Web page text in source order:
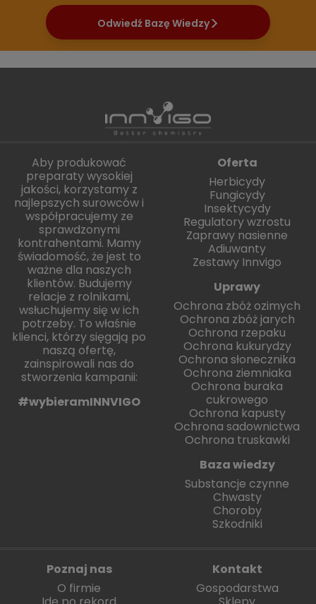
Odwiedź Bazę Wiedzy
Aby produkować
preparaty wysokiej
jakości, korzystamy z
najlepszych surowców i
współpracujemy ze
sprawdzonymi
kontrahentami. Mamy
świadomość, że jest to
ważne dla naszych
klientów. Budujemy
relacje z rolnikami,
wsłuchujemy się w ich
potrzeby. To właśnie
klienci, którzy sięgają po
naszą ofertę,
zainspirowali nas do
stworzenia kampanii:
#wybieramINNVIGO
Oferta
Herbicydy
Fungicydy
Insektycydy
Regulatory wzrostu
Zaprawy nasienne
Adiuwanty
Zestawy Innvigo
Uprawy
Ochrona zbóż ozimych
Ochrona zbóż jarych
Ochrona rzepaku
Ochrona kukurydzy
Ochrona słonecznika
Ochrona ziemniaka
Ochrona buraka
cukrowego
Ochrona kapusty
Ochrona sadownictwa
Ochrona truskawki
Baza wiedzy
Substancje czynne
Chwasty
Choroby
Szkodniki
Poznaj nas
O firmie
Kontakt
Gospodarstwa